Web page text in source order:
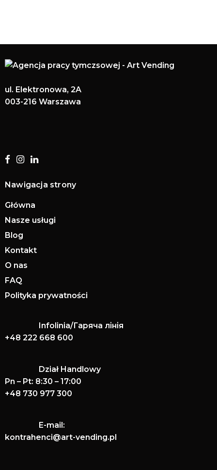
ul. Elektronowa, 2A
003-216 Warszawa
Nawigacja strony
Główna
Nasze usługi
Blog
Kontakt
O nas
FAQ
Polityka prywatności
Infolinia/Гаряча лінія
+48 222 668 600
Dział Handlowy
Pn – Pt: 8:30 – 17:00
+48 730 977 300
E-mail:
kontrahenci@art-vending.pl